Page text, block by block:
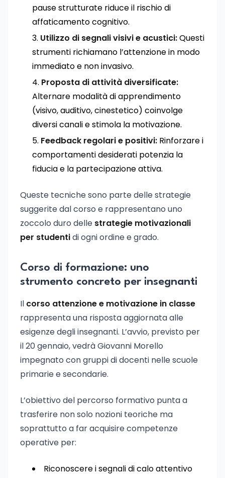
pause strutturate riduce il rischio di
affaticamento cognitivo.
Utilizzo di segnali visivi e acustici:Questi
strumenti richiamano l’attenzione in modo
immediato e non invasivo.
Proposta di attività diversificate:
Alternare modalità di apprendimento
(visivo, auditivo, cinestetico) coinvolge
diversi canali e stimola la motivazione.
Feedback regolari e positivi: Rinforzare i
comportamenti desiderati potenzia la
fiducia e la partecipazione attiva.
Queste tecniche sono parte delle strategie
suggerite dal corso e rappresentano uno
zoccolo duro delle strategie motivazionali
per studentidi ogni ordine e grado.
Corso di formazione: uno
strumento concreto per insegnanti
Il corso attenzione e motivazione in classe
rappresenta una risposta aggiornata alle
esigenze degli insegnanti. L’avvio, previsto per
il 20 gennaio, vedrà Giovanni Morello
impegnato con gruppi di docenti nelle scuole
primarie e secondarie.
L’obiettivo del percorso formativo punta a
trasferire non solo nozioni teoriche ma
soprattutto a far acquisire competenze
operative per:
Riconoscere i segnali di calo attentivo